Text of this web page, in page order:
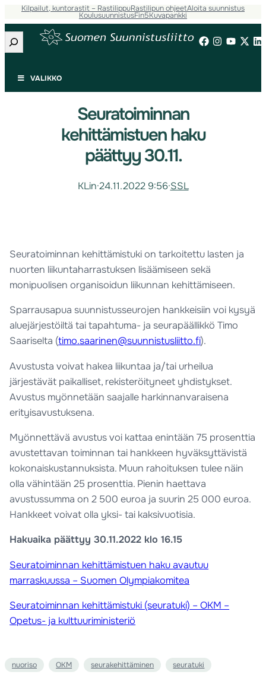
Kilpailut, kuntorastit – RastilippuRastilipun ohjeetAloita suunnistus
KoulusuunnistusFin5Kuvapankki
Etsi
VALIKKO
Seuratoiminnan
kehittämistuen haku
päättyy 30.11.
KLin·24.11.2022 9:56·SSL
Seuratoiminnan kehittämistuki on tarkoitettu lasten ja
nuorten liikuntaharrastuksen lisäämiseen sekä
monipuolisen organisoidun liikunnan kehittämiseen.
Sparrausapua suunnistusseurojen hankkeisiin voi kysyä
aluejärjestöiltä tai tapahtuma- ja seurapäällikkö Timo
Saariselta (timo.saarinen@suunnistusliitto.fi).
Avustusta voivat hakea liikuntaa ja/tai urheilua
järjestävät paikalliset, rekisteröityneet yhdistykset.
Avustus myönnetään saajalle harkinnanvaraisena
erityisavustuksena.
Myönnettävä avustus voi kattaa enintään 75 prosenttia
avustettavan toiminnan tai hankkeen hyväksyttävistä
kokonaiskustannuksista. Muun rahoituksen tulee näin
olla vähintään 25 prosenttia. Pienin haettava
avustussumma on 2 500 euroa ja suurin 25 000 euroa.
Hankkeet voivat olla yksi- tai kaksivuotisia.
Hakuaika päättyy 30.11.2022 klo 16.15
Seuratoiminnan kehittämistuen haku avautuu
marraskuussa – Suomen Olympiakomitea
Seuratoiminnan kehittämistuki (seuratuki) – OKM –
Opetus- ja kulttuuriministeriö
nuoriso OKM seurakehittäminen seuratuki